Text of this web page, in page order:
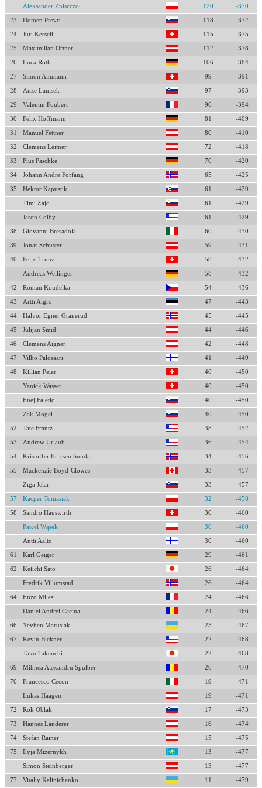
Aleksander Zniszczoł 120 -370
23 Domen Prevc 118 -372
24 Juri Kesseli 115 -375
25 Maximilian Ortner 112 -378
26 Luca Roth 106 -384
27 Simon Ammann 99 -391
28 Anze Lanisek 97 -393
29 Valentin Foubert 96 -394
30 Felix Hoffmann 81 -409
31 Manuel Fettner 80 -410
32 Clemens Leitner 72 -418
33 Pius Paschke 70 -420
34 Johann Andre Forfang 65 -425
35 Hektor Kapustik 61 -429
Timi Zajc 61 -429
Jason Colby 61 -429
38 Giovanni Bresadola 60 -430
39 Jonas Schuster 59 -431
40 Felix Trunz 58 -432
Andreas Wellinger 58 -432
42 Roman Koudelka 54 -436
43 Artti Aigro 47 -443
44 Halvor Egner Granerud 45 -445
45 Julijan Smid 44 -446
46 Clemens Aigner 42 -448
47 Vilho Palosaari 41 -449
48 Killian Peier 40 -450
Yanick Wasser 40 -450
Enej Faletic 40 -450
Zak Mogel 40 -450
52 Tate Frantz 38 -452
53 Andrew Urlaub 36 -454
54 Kristoffer Eriksen Sundal 34 -456
55 Mackenzie Boyd-Clowes 33 -457
Ziga Jelar 33 -457
57 Kacper Tomasiak 32 -458
58 Sandro Hauswirth 30 -460
Paweł Wąsek 30 -460
Antti Aalto 30 -460
61 Karl Geiger 29 -461
62 Keiichi Sato 26 -464
Fredrik Villumstad 26 -464
64 Enzo Milesi 24 -466
Daniel Andrei Cacina 24 -466
66 Yevhen Marusiak 23 -467
67 Kevin Bickner 22 -468
Taku Takeuchi 22 -468
69 Mihnea Alexandru Spulber 20 -470
70 Francesco Cecon 19 -471
Lukas Haagen 19 -471
72 Rok Oblak 17 -473
73 Hannes Landerer 16 -474
74 Stefan Rainer 15 -475
75 Ilyja Mizernykh 13 -477
Simon Steinberger 13 -477
77 Vitaliy Kalinichenko 11 -479